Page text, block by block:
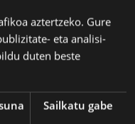
BASQUE
SPANISH
aztertzeko. Gure
eta analisi-
duten beste
Sailkatu gabe